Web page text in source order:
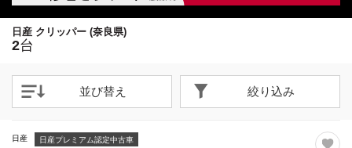
日産 クリッパー (奈良県)
2台
並び替え 絞り込み
日産 日産プレミアム認定中古車